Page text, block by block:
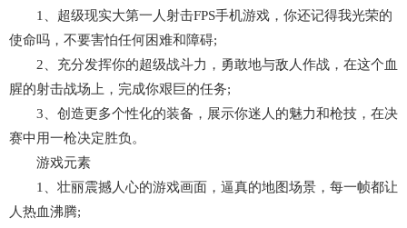
1、超级现实大第一人射击FPS手机游戏，你还记得我光荣的
使命吗，不要害怕任何困难和障碍;
2、充分发挥你的超级战斗力，勇敢地与敌人作战，在这个血
腥的射击战场上，完成你艰巨的任务;
3、创造更多个性化的装备，展示你迷人的魅力和枪技，在决
赛中用一枪决定胜负。
游戏元素
1、壮丽震撼人心的游戏画面，逼真的地图场景，每一帧都让
人热血沸腾;